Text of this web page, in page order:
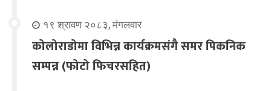
१९ श्रावण २०८३, मंगलवार
कोलोराडोमा विभिन्न कार्यक्रमसंगै समर पिकनिक
सम्पन्न (फोटो फिचरसहित)